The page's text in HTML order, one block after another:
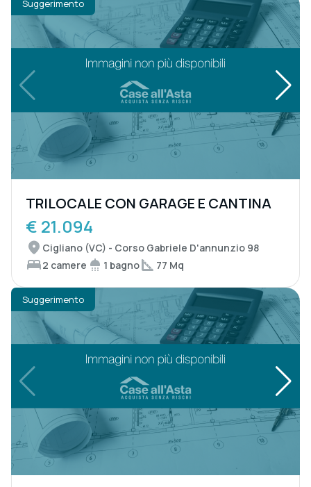
Suggerimento
TRILOCALE CON GARAGE E CANTINA
€ 21.094
Cigliano (VC) - Corso Gabriele D'annunzio 98
2 camere
1 bagno 77 Mq
Suggerimento